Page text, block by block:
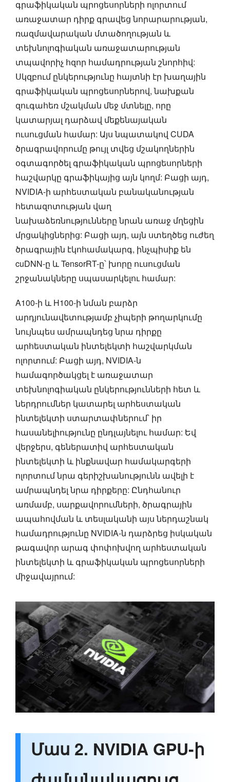
գրաֆիկական պրոցեսորների ոլորտում
առաջատար դիրք գրավեց նորարարության,
ռազմավարական մտածողության և
տեխնոլոգիական առաջատարության
տպավորիչ հզոր համադրության շնորհիվ:
Սկզբում ընկերությունը հայտնի էր խաղային
գրաֆիկական պրոցեսորներով, նախքան
զուգահեռ մշակման մեջ մտնելը, որը
կատարյալ դարձավ մեքենայական
ուսուցման համար: Այս նպատակով CUDA
ծրագրավորումը թույլ տվեց մշակողներին
օգտագործել գրաֆիկական պրոցեսորների
հաշվարկը գրաֆիկայից այն կողմ: Բացի այդ,
NVIDIA-ի արհեստական բանականության
հետազոտության վաղ
նախաձեռնությունները նրան առաջ մղեցին
մրցակիցներից: Բացի այդ, այն ստեղծեց ուժեղ
ծրագրային էկոհամակարգ, ինչպիսիք են
cuDNN-ը և TensorRT-ը՝ խորը ուսուցման
շրջանակները սպասարկելու համար:
A100-ի և H100-ի նման բարձր
արդյունավետությամբ չիպերի թողարկումը
նույնպես ամրապնդեց նրա դիրքը
արհեստական ինտելեկտի հաշվարկման
ոլորտում: Բացի այդ, NVIDIA-ն
համագործակցել է առաջատար
տեխնոլոգիական ընկերությունների հետ և
ներդրումներ կատարել արհեստական
ինտելեկտի ստարտափներում՝ իր
հասանելիությունը ընդլայնելու համար: Եվ
վերջերս, գեներատիվ արհեստական
ինտելեկտի և ինքնավար համակարգերի
ոլորտում նրա գերիշխանությունն ավելի է
ամրապնդել նրա դիրքերը: Ընդհանուր
առմամբ, սարքավորումների, ծրագրային
ապահովման և տեսլականի այս ներդաշնակ
համադրությունը NVIDIA-ն դարձրեց իսկական
թագավոր արագ փոփոխվող արհեստական
ինտելեկտի և գրաֆիկական պրոցեսորների
միջավայրում:
Մաս 2. NVIDIA GPU-ի